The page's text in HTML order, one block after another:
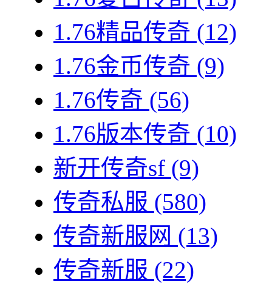
1.76精品传奇 (12)
1.76金币传奇 (9)
1.76传奇 (56)
1.76版本传奇 (10)
新开传奇sf (9)
传奇私服 (580)
传奇新服网 (13)
传奇新服 (22)